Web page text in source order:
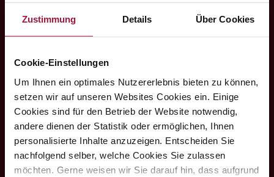
Zustimmung Details Über Cookies
Cookie-Einstellungen
Um Ihnen ein optimales Nutzererlebnis bieten zu können,
setzen wir auf unseren Websites Cookies ein. Einige
Cookies sind für den Betrieb der Website notwendig,
andere dienen der Statistik oder ermöglichen, Ihnen
personalisierte Inhalte anzuzeigen. Entscheiden Sie
nachfolgend selber, welche Cookies Sie zulassen
möchten. Gerne weisen wir Sie darauf hin, dass aufgrund
Feinstes Käsesortiment aus biologisch gewonnener
Heumilch. Ein Familienbetrieb aus dem benachbarten
Lochen.